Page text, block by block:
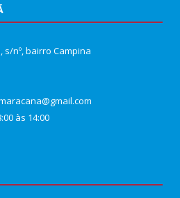
s/nº, bairro Campina
às 14:00